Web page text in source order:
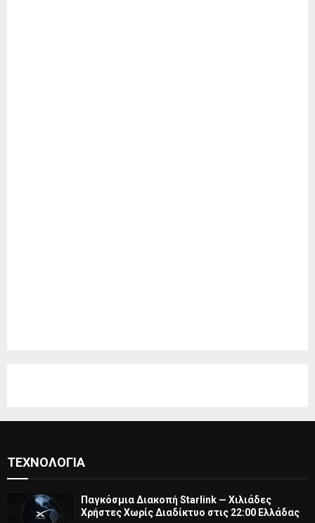
ΤΕΧΝΟΛΟΓΊΑ
Παγκόσμια Διακοπή Starlink — Χιλιάδες
Χρήστες Χωρίς Διαδίκτυο στις 22:00 Ελλάδας